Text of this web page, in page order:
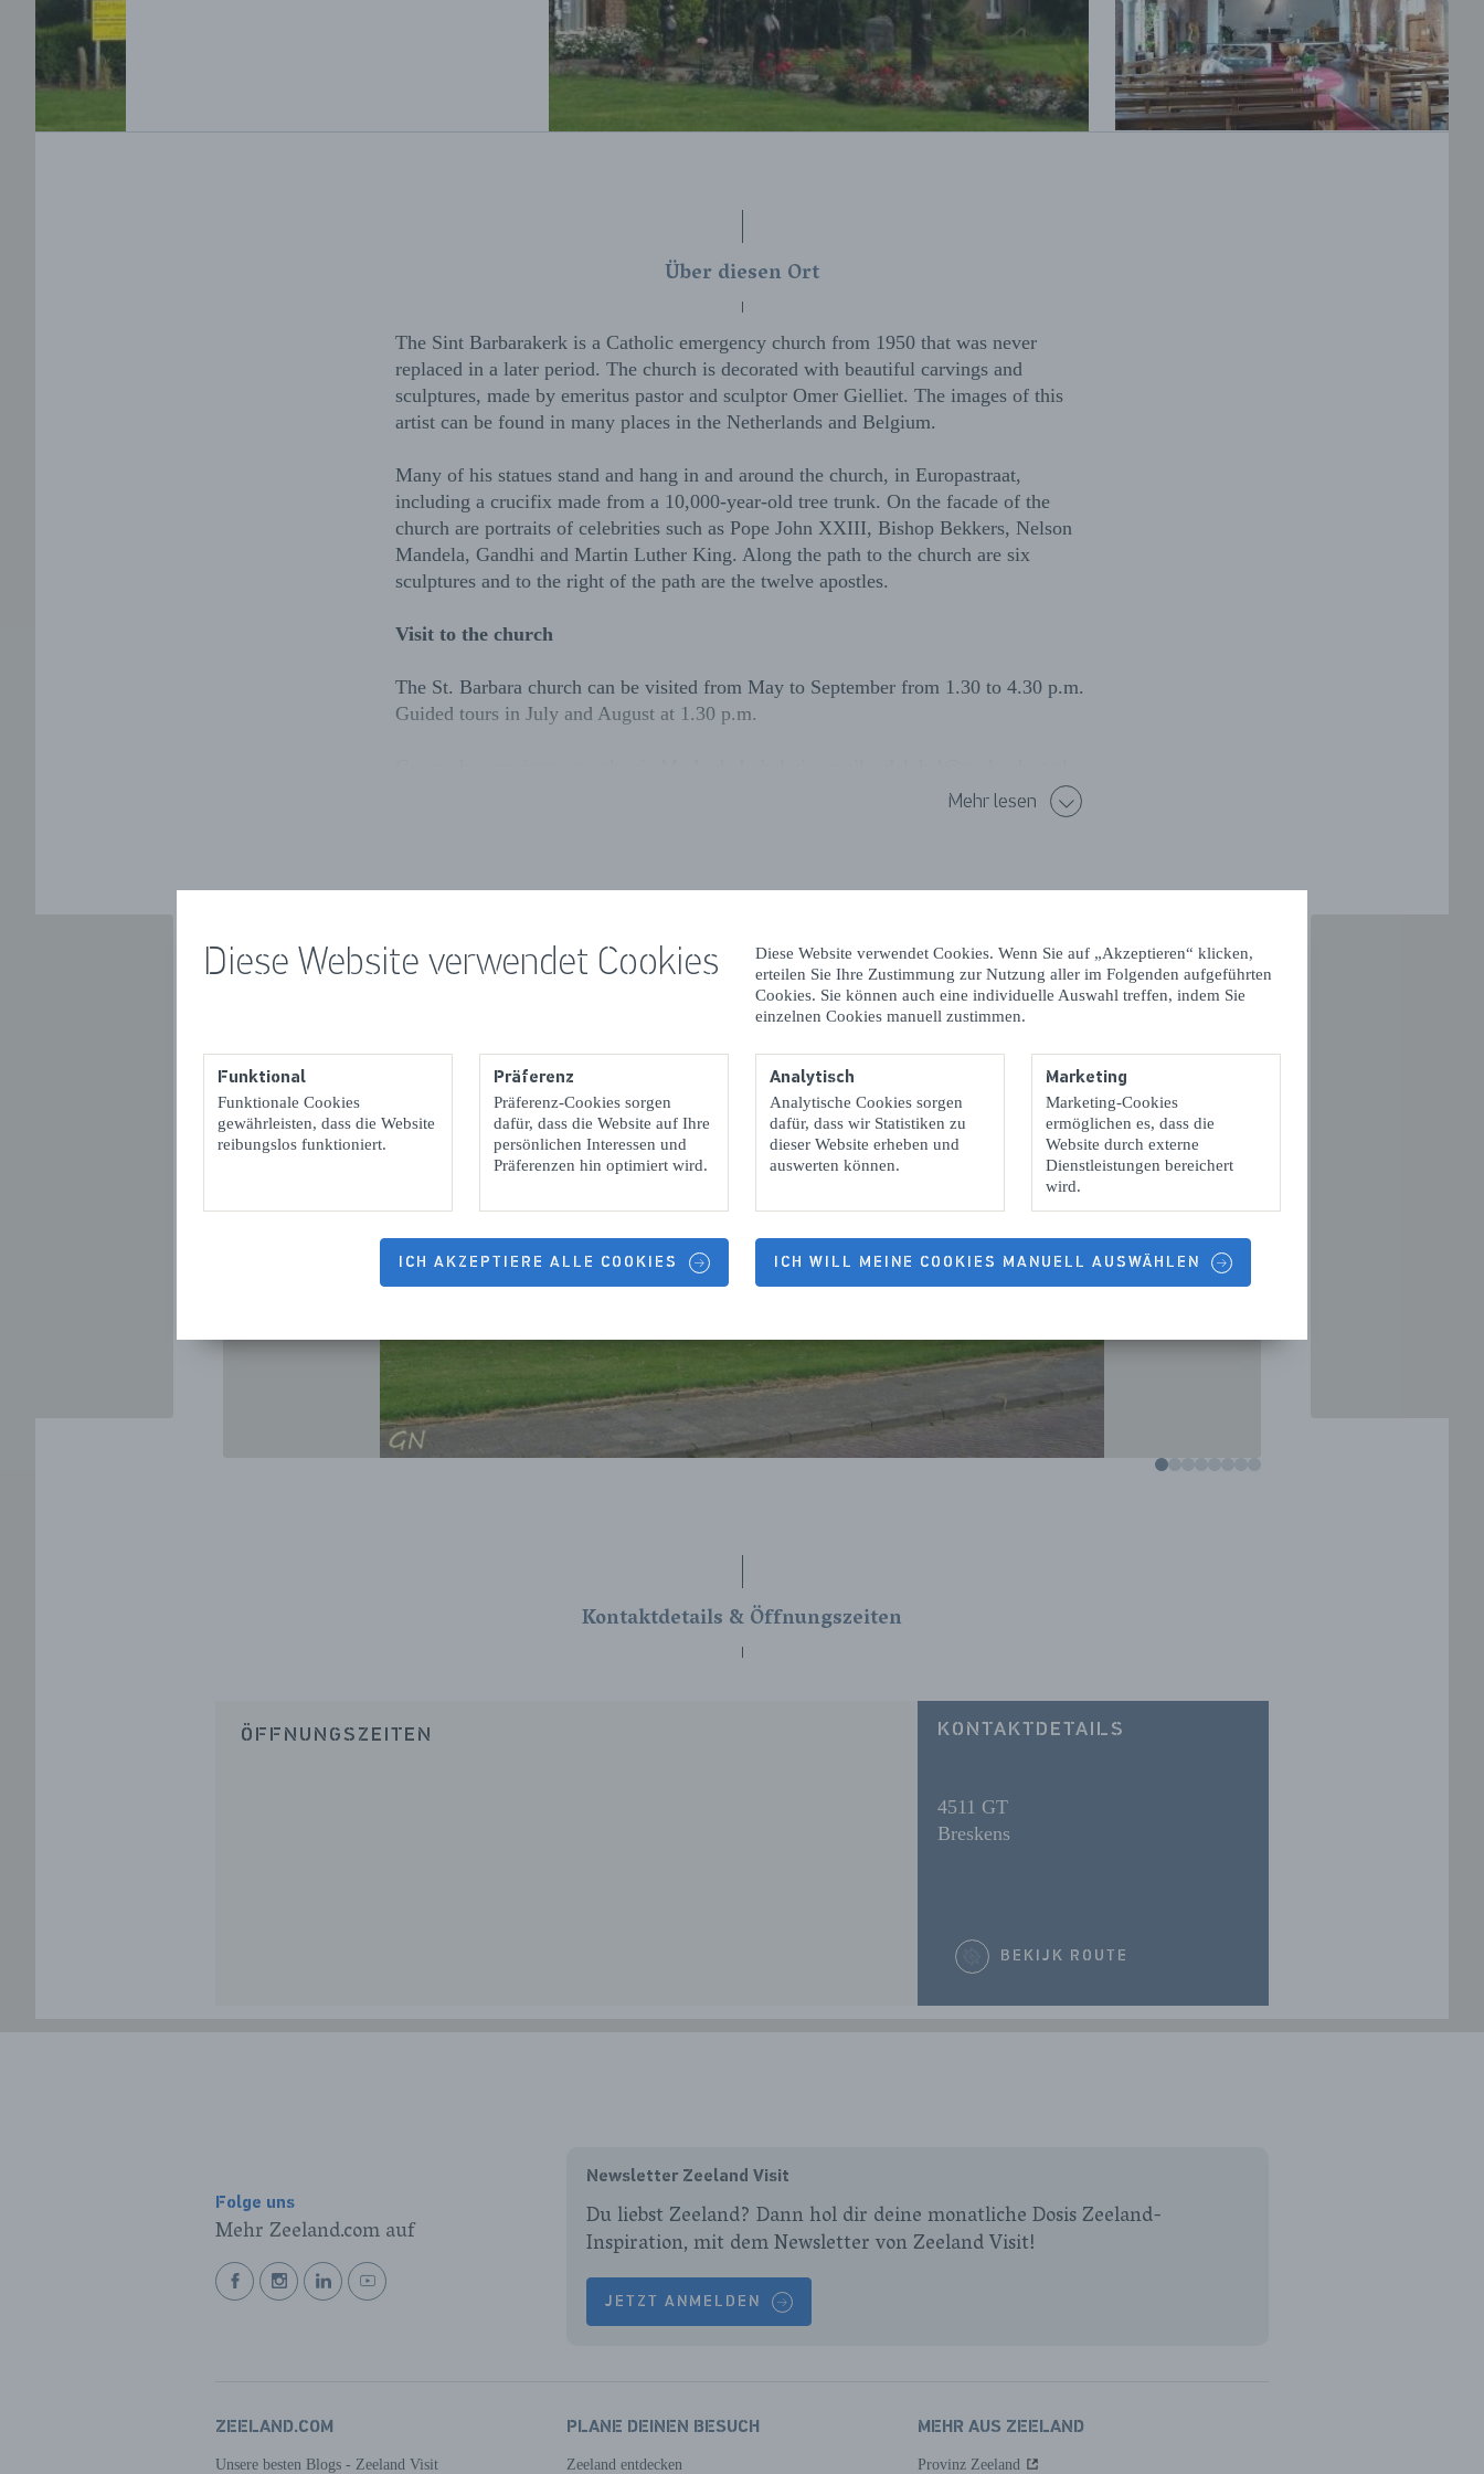
Diese Website verwendet Cookies
Diese Website verwendet Cookies. Wenn Sie auf „Akzeptieren“ klicken,
erteilen Sie Ihre Zustimmung zur Nutzung aller im Folgenden aufgeführten
Cookies. Sie können auch eine individuelle Auswahl treffen, indem Sie
einzelnen Cookies manuell zustimmen.
Funktional
Funktionale Cookies
gewährleisten, dass die Website
reibungslos funktioniert.
Präferenz
Präferenz-Cookies sorgen
dafür, dass die Website auf Ihre
persönlichen Interessen und
Präferenzen hin optimiert wird.
Analytisch
Analytische Cookies sorgen
dafür, dass wir Statistiken zu
dieser Website erheben und
auswerten können.
Marketing
Marketing-Cookies
ermöglichen es, dass die
Website durch externe
Dienstleistungen bereichert
wird.
ICH AKZEPTIERE ALLE COOKIES ICH WILL MEINE COOKIES MANUELL AUSWÄHLEN
Über diesen Ort
The Sint Barbarakerk is a Catholic emergency church from 1950 that was never
replaced in a later period. The church is decorated with beautiful carvings and
sculptures, made by emeritus pastor and sculptor Omer Gielliet. The images of this
artist can be found in many places in the Netherlands and Belgium.
Many of his statues stand and hang in and around the church, in Europastraat,
including a crucifix made from a 10,000-year-old tree trunk. On the facade of the
church are portraits of celebrities such as Pope John XXIII, Bishop Bekkers, Nelson
Mandela, Gandhi and Martin Luther King. Along the path to the church are six
sculptures and to the right of the path are the twelve apostles.
Visit to the church
The St. Barbara church can be visited from May to September from 1.30 to 4.30 p.m.
Guided tours in July and August at 1.30 p.m.
Mehr lesen
Kontaktdetails & Öffnungszeiten
ÖFFNUNGSZEITEN KONTAKTDETAILS
4511 GT
Breskens
BEKIJK ROUTE
Folge uns
Mehr Zeeland.com auf
BEKIJKBEKIJKBEKIJKBEKIJK
Newsletter Zeeland Visit
Du liebst Zeeland? Dann hol dir deine monatliche Dosis Zeeland-
Inspiration, mit dem Newsletter von Zeeland Visit!
JETZT ANMELDEN
ZEELAND.COM
Unsere besten Blogs - Zeeland Visit
PLANE DEINEN BESUCH
Zeeland entdecken
MEHR AUS ZEELAND
Provinz Zeeland